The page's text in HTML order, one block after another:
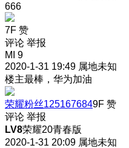
666
7F 赞
评论 举报
MI 9
2020-1-31 19:49 属地未知
楼主最棒，华为加油
荣耀粉丝1251676849F 赞
评论 举报
LV8荣耀20青春版
2020-1-31 20:09 属地未知